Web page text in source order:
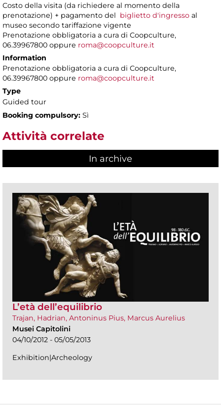
Costo della visita (da richiedere al momento della
prenotazione) + pagamento del biglietto d'ingresso al
museo secondo tariffazione vigente
Prenotazione obbligatoria a cura di Coopculture,
06.39967800 oppure roma@coopculture.it
Information
Prenotazione obbligatoria a cura di Coopculture,
06.39967800 oppure roma@coopculture.it
Type
Guided tour
Booking compulsory: Sì
Attività correlate
In archive
L’età dell’equilibrio
Trajan, Hadrian, Antoninus Pius, Marcus Aurelius
Musei Capitolini
04/10/2012 - 05/05/2013
Exhibition|Archeology